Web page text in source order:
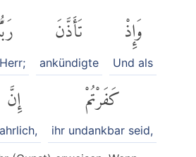
وَإِذْ
Und als
تَأَذَّنَ
ankündigte
كَفَرْتُمْ
ihr undankbar seid,
إِنَّ